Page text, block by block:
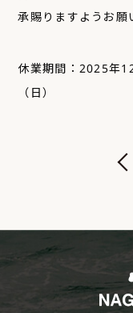
承賜りますようお願
休業期間：2025年
（日）